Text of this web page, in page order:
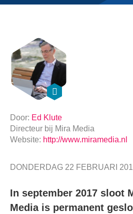
Door: Ed Klute
Directeur bij Mira Media
Website: http://www.miramedia.nl
DONDERDAG 22 FEBRUARI
In september 2017 sloot
Media is permanent